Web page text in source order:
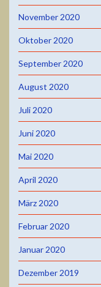
November 2020
Oktober 2020
September 2020
August 2020
Juli 2020
Juni 2020
Mai 2020
April 2020
März 2020
Februar 2020
Januar 2020
Dezember 2019